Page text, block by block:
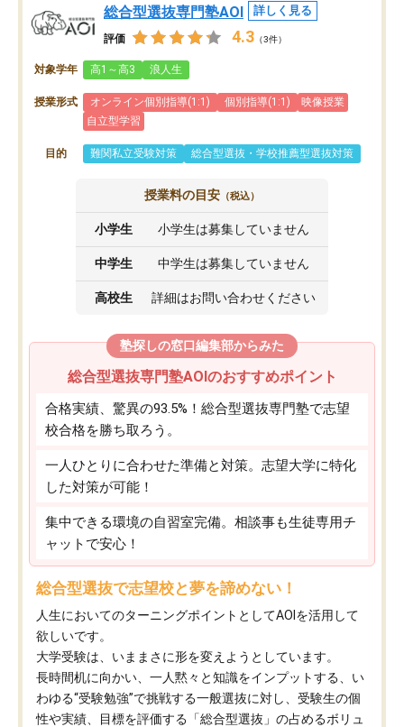
総合型選抜専門塾AOI 詳しく見る
評価 4.3 （3件）
対象学年 高1～高3 浪人生
授業形式 オンライン個別指導(1:1) 個別指導(1:1)
映像授業
自立型学習
目的 難関私立受験対策 総合型選抜・学校推薦型選抜対策
授業料の目安 （税込）
小学生 小学生は募集していません
中学生 中学生は募集していません
高校生 詳細はお問い合わせください
塾探しの窓口編集部からみた
総合型選抜専門塾AOIのおすすめポイント
合格実績、驚異の93.5%！総合型選抜専門塾で志望
校合格を勝ち取ろう。
一人ひとりに合わせた準備と対策。志望大学に特化
した対策が可能！
集中できる環境の自習室完備。相談事も生徒専用チ
ャットで安心！
総合型選抜で志望校と夢を諦めない！
人生においてのターニングポイントとしてAOIを活用して
欲しいです。
大学受験は、いままさに形を変えようとしています。
長時間机に向かい、一人黙々と知識をインプットする、い
わゆる“受験勉強”で挑戦する一般選抜に対し、受験生の個
性や実績、目標を評価する「総合型選抜」の占めるボリュ